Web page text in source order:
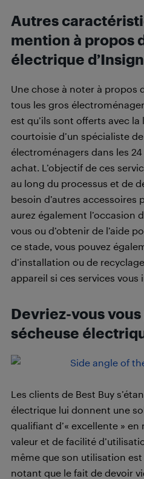
Autres
mention à propos
électrique
Une chose à noter à propos
tous les gros
est qu’ils sont offerts avec
courtoisie d’un spécialiste
électroménagers dans les
achat. L’objectif de ces
au long du processus et de
besoin d’autres accessoires
aurez également l’occasion
vous ou d’obtenir de l’aide
ce stade, vous pouvez
d’installation ou de
appareil si ces services vous
Devriez-vous
sécheuse
Les clients de Best Buy
électrique lui donnent une
qualifiant d’« excellente »
valeur et de facilité
même que son utilisation
notant que le fait de devoir